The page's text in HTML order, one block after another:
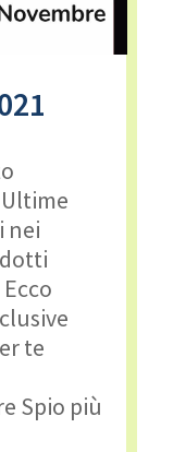
nei
te
Spio più